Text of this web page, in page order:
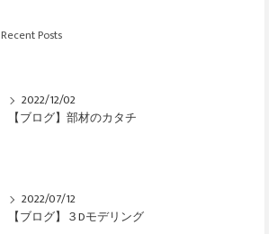
Recent Posts
2022/12/02
【ブログ】部材のカタチ
2022/07/12
【ブログ】３Dモデリング